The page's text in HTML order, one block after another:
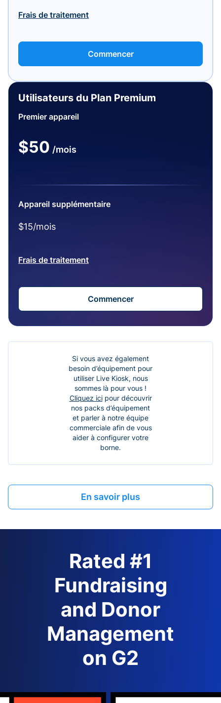
Frais de traitement
Commencer
Utilisateurs du Plan Premium
Premier appareil
$50 /mois
Appareil supplémentaire
$15/mois
Frais de traitement
Commencer
Si vous avez également
besoin d’équipement pour
utiliser Live Kiosk, nous
sommes là pour vous !
Cliquez icipour découvrir
nos packs d’équipement
et parler à notre équipe
commerciale afin de vous
aider à configurer votre
borne.
En savoir plus
Rated #1
Fundraising
and Donor
Management
on G2